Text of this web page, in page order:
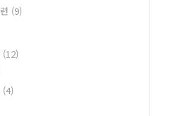
(9)
(12)
(4)